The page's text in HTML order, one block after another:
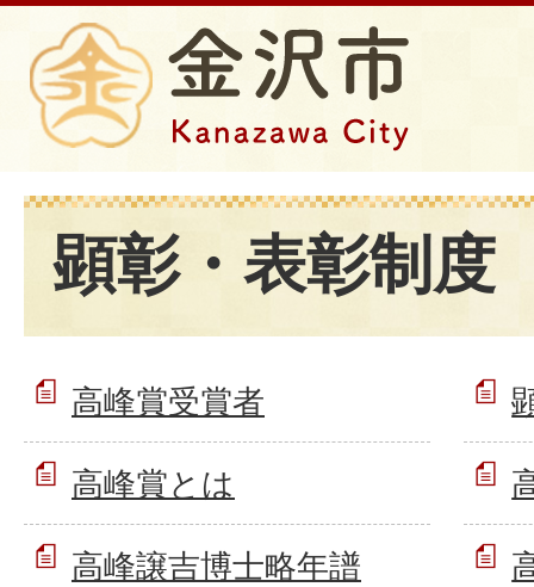
顕彰・表彰制度
高峰賞受賞者
高峰賞とは
高峰譲吉博士略年譜